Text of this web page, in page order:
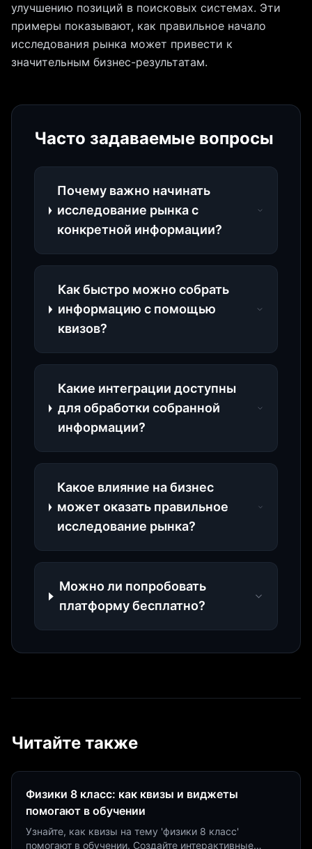
улучшению позиций в поисковых системах. Эти
примеры показывают, как правильное начало
исследования рынка может привести к
значительным бизнес-результатам.
Часто задаваемые вопросы
Почему важно начинать
исследование рынка с
конкретной информации?
Как быстро можно собрать
информацию с помощью
квизов?
Какие интеграции доступны
для обработки собранной
информации?
Какое влияние на бизнес
может оказать правильное
исследование рынка?
Можно ли попробовать
платформу бесплатно?
Читайте также
Физики 8 класс: как квизы и виджеты
помогают в обучении
Узнайте, как квизы на тему 'физики 8 класс'
помогают в обучении. Создайте интерактивные